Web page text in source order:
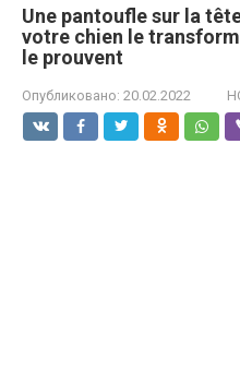
Une pantoufle sur la
votre chien le
le prouvent
Опубликовано: 20.02.2022